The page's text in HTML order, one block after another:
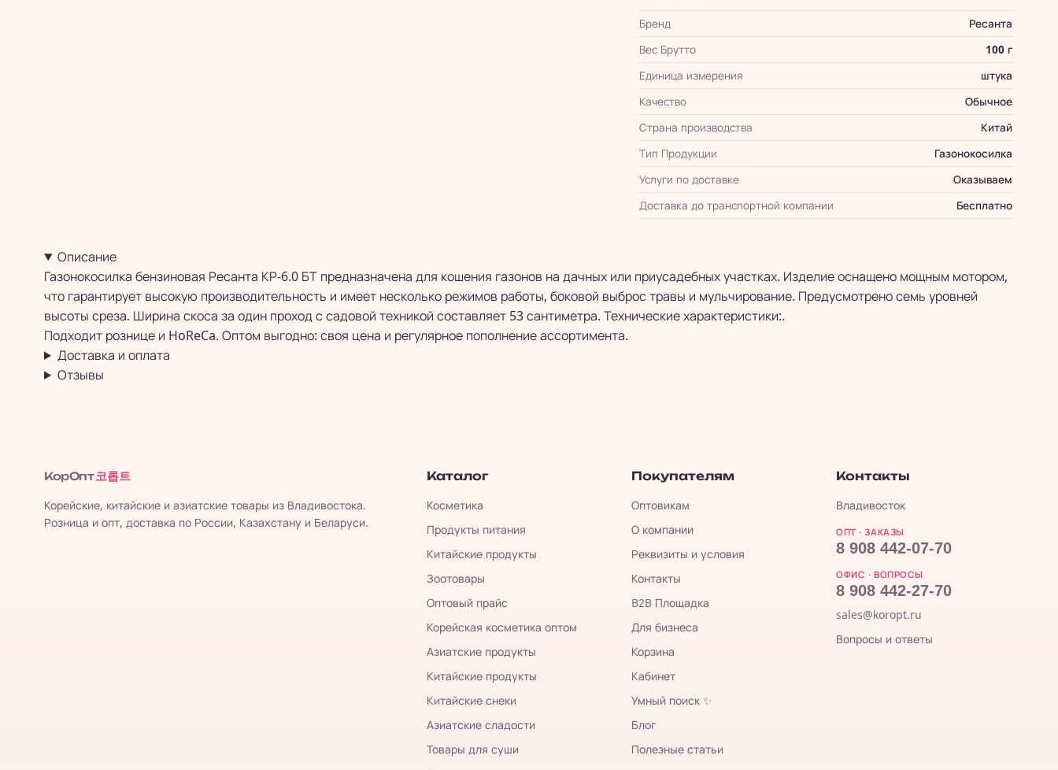
Бренд
Ресанта
Вес Брутто
100 г
Единица измерения
штука
Качество
Обычное
Страна производства
Китай
Тип Продукции
Газонокосилка
Услуги по доставке
Оказываем
Доставка до транспортной компании
Бесплатно
Описание
Газонокосилка бензиновая Ресанта КР-6.0 БТ предназначена для кошения газонов на дачных или приусадебных участках. Изделие оснащено мощным мотором,
что гарантирует высокую производительность и имеет несколько режимов работы, боковой выброс травы и мульчирование. Предусмотрено семь уровней
высоты среза. Ширина скоса за один проход с садовой техникой составляет 53 сантиметра. Технические характеристики:.
Подходит рознице и HoReCa. Оптом выгодно: своя цена и регулярное пополнение ассортимента.
Доставка и оплата
Отзывы
КорОпт 코롭트
Корейские, китайские и азиатские товары из Владивостока.
Розница и опт, доставка по России, Казахстану и Беларуси.
Каталог
Косметика
Продукты питания
Китайские продукты
Зоотовары
Оптовый прайс
Корейская косметика оптом
Азиатские продукты
Китайские продукты
Китайские снеки
Азиатские сладости
Товары для суши
Покупателям
Оптовикам
О компании
Реквизиты и условия
Контакты
B2B Площадка
Для бизнеса
Корзина
Кабинет
Умный поиск ✨
Блог
Полезные статьи
Контакты
Владивосток
ОПТ · ЗАКАЗЫ
8 908 442-07-70
ОФИС · ВОПРОСЫ
8 908 442-27-70
sales@koropt.ru
Вопросы и ответы